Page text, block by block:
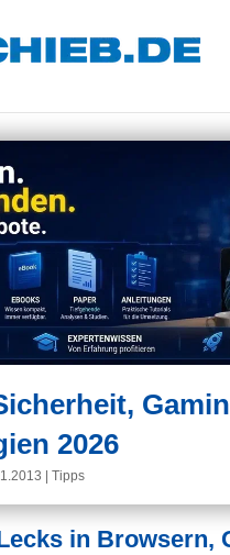
2026
Tipps
in Browsern,